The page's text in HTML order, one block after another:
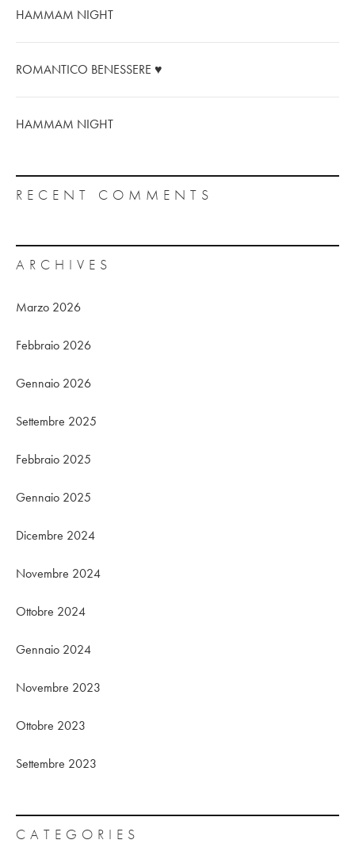
HAMMAM NIGHT
ROMANTICO BENESSERE ♥
HAMMAM NIGHT
RECENT COMMENTS
ARCHIVES
Marzo 2026
Febbraio 2026
Gennaio 2026
Settembre 2025
Febbraio 2025
Gennaio 2025
Dicembre 2024
Novembre 2024
Ottobre 2024
Gennaio 2024
Novembre 2023
Ottobre 2023
Settembre 2023
CATEGORIES